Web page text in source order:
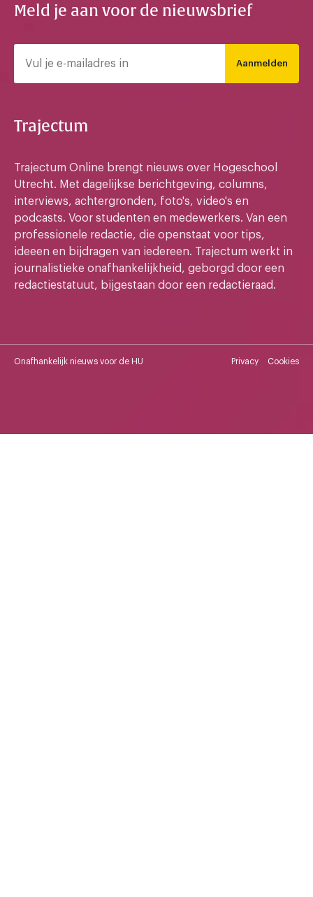
Meld je aan voor de nieuwsbrief
Aanmelden
Trajectum
Trajectum Online brengt nieuws over Hogeschool
Utrecht. Met dagelijkse berichtgeving, columns,
interviews, achtergronden, foto's, video's en
podcasts. Voor studenten en medewerkers. Van een
professionele redactie, die openstaat voor tips,
ideeen en bijdragen van iedereen. Trajectum werkt in
journalistieke onafhankelijkheid, geborgd door een
redactiestatuut, bijgestaan door een redactieraad.
Onafhankelijk nieuws voor de HU Privacy Cookies